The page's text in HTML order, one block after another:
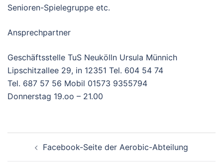
Senioren-Spielegruppe etc.
Ansprechpartner
Geschäftsstelle TuS Neukölln Ursula Münnich
Lipschitzallee 29, in 12351 Tel. 604 54 74
Tel. 687 57 56 Mobil 01573 9355794
Donnerstag 19.oo – 21.00
Facebook-Seite der Aerobic-Abteilung